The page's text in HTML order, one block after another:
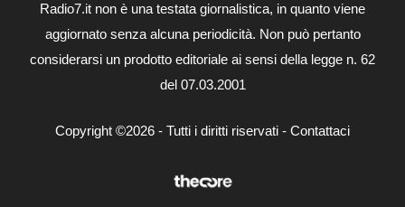
Radio7.it non è una testata giornalistica, in quanto viene
aggiornato senza alcuna periodicità. Non può pertanto
considerarsi un prodotto editoriale ai sensi della legge n. 62
del 07.03.2001
Copyright ©2026 - Tutti i diritti riservati - Contattaci